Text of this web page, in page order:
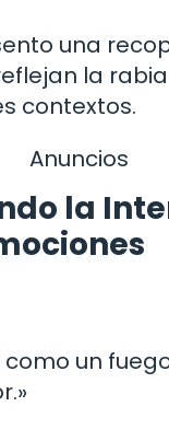
una
la
contextos.
Anuncios
la
como un